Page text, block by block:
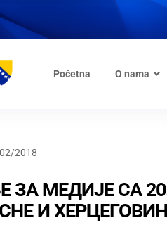
Početna O nama
2018
МЕДИЈЕ СА
И